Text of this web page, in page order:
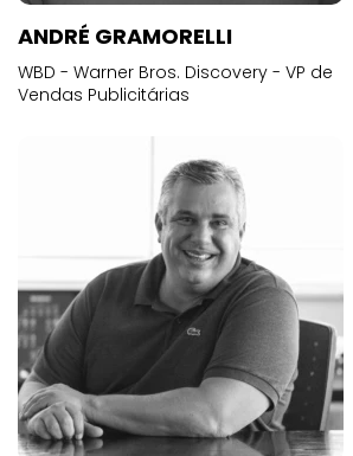
ANDRÉ GRAMORELLI
WBD - Warner Bros. Discovery - VP de
Vendas Publicitárias